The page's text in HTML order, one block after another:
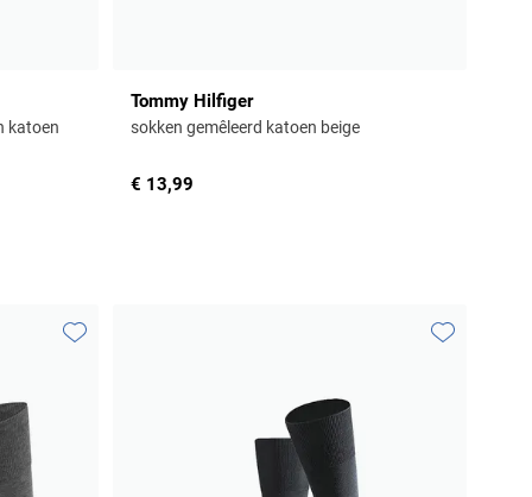
katoen
Tommy Hilfiger
sokken gemêleerd katoen beige
€ 13,99